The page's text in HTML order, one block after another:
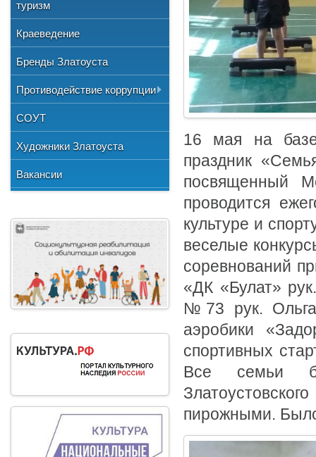
16 мая на
праздник
посвященный
проводится
культуре и
веселые
соревнований
«ДК «Булат»
№73 рук. Ольга
аэробики
спортивных
Все семьи
пирожными.
Учетная политика
и отдыха
№3"
"Детская школа искусств №1"
"Детская школа искусств №3"
Городской методический совет
Национальные культурные
центры
Литературное объединение
"Мартен"
Профсоюзная организация
обслуживания
Нормативно-правовая база
Фото
Видео
туризм
Краеведение
Бренды Златоуста
Противодействие коррупции
Документы
Сведения о доходах
Формы документов
СОУТ
Художники Златоуста
Вакансии